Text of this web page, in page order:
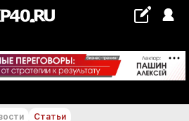
+28...+29 °С
Статьи